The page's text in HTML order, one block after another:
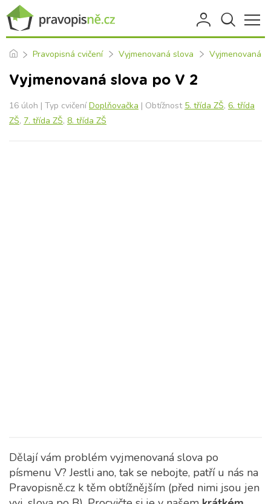
Pravopisná cvičení Vyjmenovaná slova Vyjmenovaná
Vyjmenovaná slova po V 2
16 úloh | Typ cvičeníDoplňovačka | Obtížnost 5. třída ZŠ, 6. třída
ZŠ, 7. třída ZŠ, 8. třída ZŠ
Dělají vám problém vyjmenovaná slova po
písmenu V? Jestli ano, tak se nebojte, patří u nás na
Pravopisně.cz k těm obtížnějším (před nimi jsou jen